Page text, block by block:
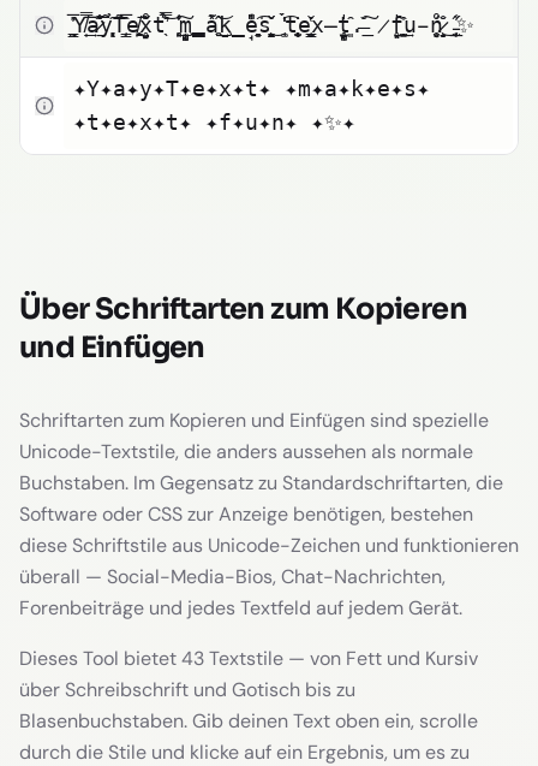
͇̰͉͉̅̎̓Y​̸̟̿͢͞͞͞a​̷̱̋̌̊̐͞y​̨͓̜͎̀̑̃T​͇̗̜̑̅̇̃e​̸͖̬̥̭̭͞x​̤̝̥̗̋̊̀t​̛̖̉̿̏̇͝ ​͈̻̜̊̾͢͠m​̧̻̻̜̘̳̽a​̻̬̂̃͟͢͝k​̧̱̲̘̔̎̾e​͈̯̭̖̩͘͡s​̙̤̙̳̌̌͜ ​͚̖̇́̀̒͡t​̨̗̫̥̱͎̇e​͇̫̝̭̜̌̔x​̶̘̻̫̥̞̍t​͈̑.̶̆͟͠ ​̷̗̥̖̠̖̍f​͚̭̲̫̍̑͢u​̵̬̥̜̠̊́n​̷̝̝̱̆̊͜ ​̵̫͕̲̟̋̾✨
Zum Kopieren klicken
✦Y✦a✦y✦T✦e✦x✦t✦ ✦m✦a✦k✦e✦s✦
✦t✦e✦x✦t✦ ✦f✦u✦n✦ ✦✨✦
Über Schriftarten zum Kopieren
und Einfügen
Schriftarten zum Kopieren und Einfügen sind spezielle
Unicode-Textstile, die anders aussehen als normale
Buchstaben. Im Gegensatz zu Standardschriftarten, die
Software oder CSS zur Anzeige benötigen, bestehen
diese Schriftstile aus Unicode-Zeichen und funktionieren
überall — Social-Media-Bios, Chat-Nachrichten,
Forenbeiträge und jedes Textfeld auf jedem Gerät.
Dieses Tool bietet 43 Textstile — von Fett und Kursiv
über Schreibschrift und Gotisch bis zu
Blasenbuchstaben. Gib deinen Text oben ein, scrolle
durch die Stile und klicke auf ein Ergebnis, um es zu